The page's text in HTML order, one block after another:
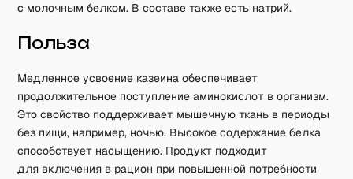
с молочным белком. В составе также есть натрий.
Польза
Медленное усвоение казеина обеспечивает
продолжительное поступление аминокислот в организм.
Это свойство поддерживает мышечную ткань в периоды
без пищи, например, ночью. Высокое содержание белка
способствует насыщению. Продукт подходит
для включения в рацион при повышенной потребности